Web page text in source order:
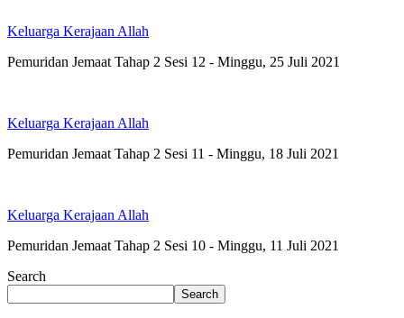
Keluarga Kerajaan Allah
Pemuridan Jemaat Tahap 2 Sesi 12 - Minggu, 25 Juli 2021
Keluarga Kerajaan Allah
Pemuridan Jemaat Tahap 2 Sesi 11 - Minggu, 18 Juli 2021
Keluarga Kerajaan Allah
Pemuridan Jemaat Tahap 2 Sesi 10 - Minggu, 11 Juli 2021
Search
Search